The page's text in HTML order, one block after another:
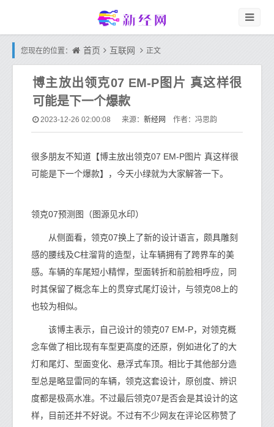
您现在的位置： 首页 互联网 正文
博主放出领克07 EM-P图片 真这样很
可能是下一个爆款
2023-12-26 02:00:08 来源： 新经网 作者：冯思韵
很多朋友不知道【博主放出领克07 EM-P图片 真这样很
可能是下一个爆款】，今天小绿就为大家解答一下。
领克07预测图（图源见水印）
从侧面看，领克07换上了新的设计语言，颇具雕刻
感的腰线及C柱溜背的造型，让车辆拥有了跨界车的美
感。车辆的车尾短小精悍，型面转折和前脸相呼应，同
时其保留了概念车上的贯穿式尾灯设计，与领克08上的
也较为相似。
该博主表示，自己设计的领克07 EM-P，对领克概
念车做了相比现有车型更高度的还原，例如进化了的大
灯和尾灯、型面变化、悬浮式车顶。相比于其他部分造
型总是略显雷同的车辆，领克这套设计，原创度、辨识
度都是极高水准。不过最后领克07是否会是其设计的这
样，目前还并不好说。不过有不少网友在评论区称赞了